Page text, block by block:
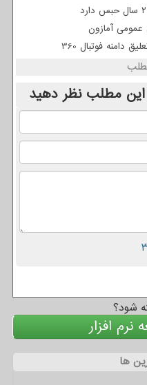
آمازون
دامنه فوتبال 360
این مطلب نظر دهید
شود؟
افزار
ها